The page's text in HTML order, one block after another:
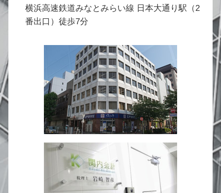
横浜高速鉄道みなとみらい線 日本大通り駅（2
番出口）徒歩7分